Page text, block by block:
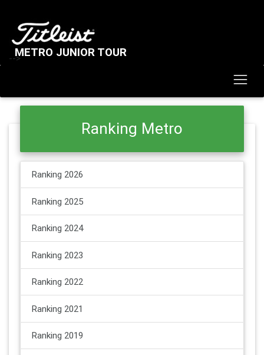
METRO JUNIOR TOUR
-->
Ranking Metro
Ranking 2026
Ranking 2025
Ranking 2024
Ranking 2023
Ranking 2022
Ranking 2021
Ranking 2019